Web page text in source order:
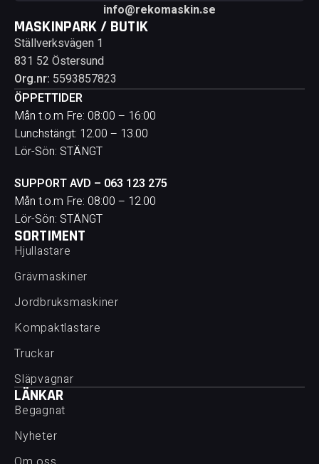
info@rekomaskin.se
MASKINPARK / BUTIK
Ställverksvägen 1
831 52 Östersund
Org.nr: 5593857823
ÖPPETTIDER
Mån t.o.m Fre: 08:00 – 16:00
Lunchstängt: 12.00 – 13.00
Lör-Sön: STÄNGT
SUPPORT AVD – 063 123 275
Mån t.o.m Fre: 08:00 – 12.00
Lör-Sön: STÄNGT
SORTIMENT
Hjullastare
Grävmaskiner
Jordbruksmaskiner
Kompaktlastare
Truckar
Släpvagnar
LÄNKAR
Begagnat
Nyheter